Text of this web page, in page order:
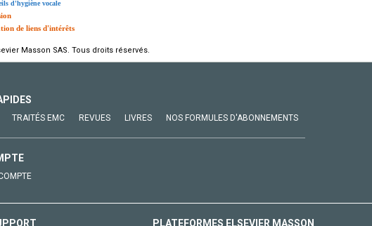
d'hygiène vocale
de liens d'intérêts
Masson SAS. Tous droits réservés.
TRAITÉS EMC REVUES LIVRES NOS FORMULES D'ABONNEMENTS
PLATEFORMES ELSEVIER MASSON